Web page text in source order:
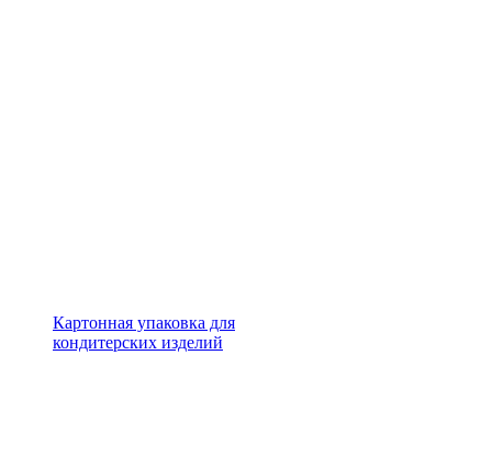
Картонная упаковка для
кондитерских изделий